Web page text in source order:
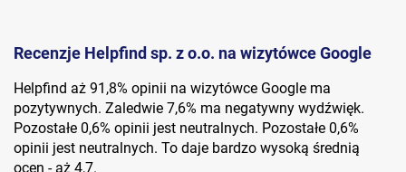
Recenzje Helpfind sp. z o.o. na wizytówce Google
Helpfind aż 91,8% opinii na wizytówce Google ma
pozytywnych. Zaledwie 7,6% ma negatywny wydźwięk.
Pozostałe 0,6% opinii jest neutralnych. Pozostałe 0,6%
opinii jest neutralnych. To daje bardzo wysoką średnią
ocen - aż 4,7.